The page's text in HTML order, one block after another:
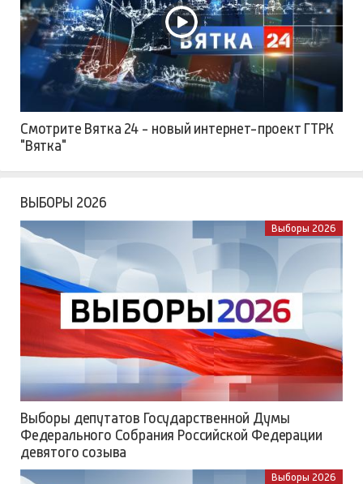
Смотрите Вятка 24 - новый интернет-проект ГТРК
"Вятка"
ВЫБОРЫ 2026
Выборы 2026
Выборы депутатов Государственной Думы
Федерального Собрания Российской Федерации
девятого созыва
Выборы 2026